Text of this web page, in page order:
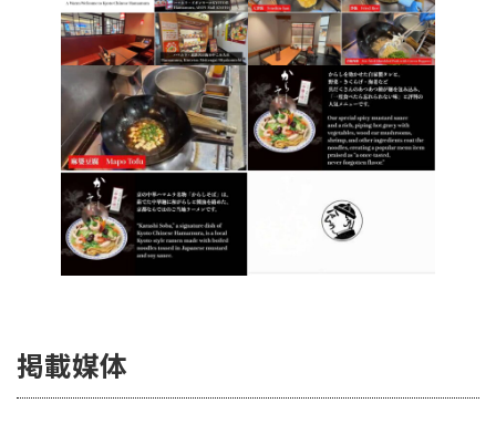
掲載媒体